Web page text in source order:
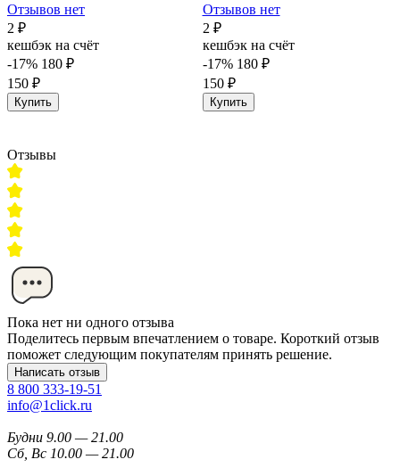
Отзывов нет
2 ₽
кешбэк на счёт
-17% 180 ₽
150 ₽
Купить
Отзывов нет
2 ₽
кешбэк на счёт
-17% 180 ₽
150 ₽
Купить
Отзывы
Пока нет ни одного отзыва
Поделитесь первым впечатлением о товаре. Короткий отзыв
поможет следующим покупателям принять решение.
Написать отзыв
8 800 333-19-51
info@1click.ru
Будни 9.00 — 21.00
Сб, Вс 10.00 — 21.00